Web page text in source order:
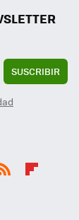
SUSCRIBIR